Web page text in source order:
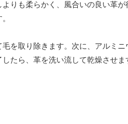
りも柔らかく、風合いの良い革
を取り除きます。次に、アルミ
たら、革を洗い流して乾燥させ